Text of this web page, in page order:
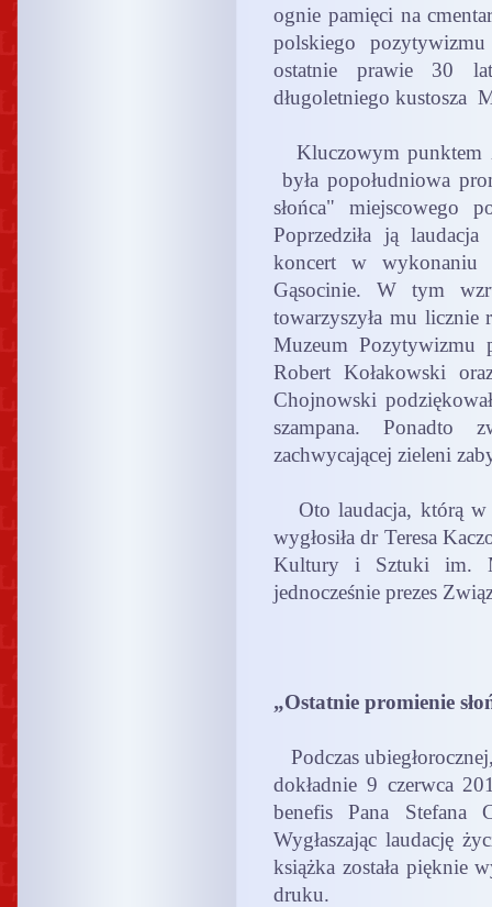
ognie pamięci na
polskiego pozytywizmu
ostatnie prawie 30
długoletniego kustosza
Kluczowym punktem
była popołudniowa
słońca" miejscowego
Poprzedziła ją
koncert w
Gąsocinie. W tym
towarzyszyła mu
Muzeum Pozytywizmu
Robert Kołakowski
Chojnowski
szampana. Ponadto
zachwycającej zieleni
Oto laudacja, którą w
wygłosiła dr Teresa
Kultury i Sztuki im.
jednocześnie prezes
„Ostatnie promienie
Podczas
dokładnie 9 czerwca
benefis Pana Stefana
Wygłaszając laudację
książka została pięknie
druku.